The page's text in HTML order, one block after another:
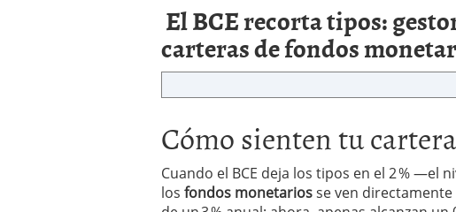
España:
el
debate
debate
28, 2026
Renta variable española: la
quería entrar febrero 23, 2026
La renta fija domina los fondos
apostando por la deuda febrero
El BCE recorta tipos:
carteras de fondos
Cómo sienten tu
Cuando el BCE deja los tipos en el 2 % —el
los fondos monetariosse ven